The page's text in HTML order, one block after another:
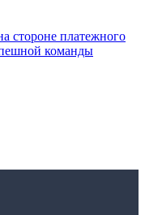
стороне платежного
команды